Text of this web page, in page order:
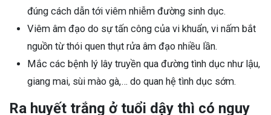
đúng cách dẫn tới viêm nhiễm đường sinh dục.
Viêm âm đạo do sự tấn công của vi khuẩn, vi nấm bắt
nguồn từ thói quen thụt rửa âm đạo nhiều lần.
Mắc các bệnh lý lây truyền qua đường tình dục như lậu,
giang mai, sùi mào gà,… do quan hệ tình dục sớm.
Ra huyết trắng ở tuổi dậy thì có nguy